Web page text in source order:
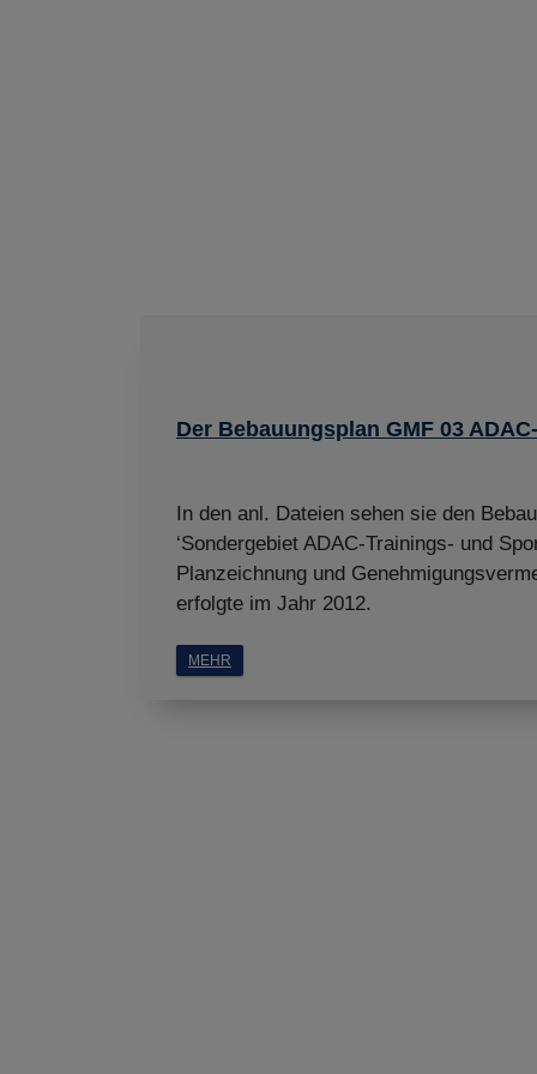
Der Bebauungsplan GMF 03
In den anl. Dateien sehen sie den
‘Sondergebiet ADAC-Trainings- und
Planzeichnung und
erfolgte im Jahr 2012.
MEHR